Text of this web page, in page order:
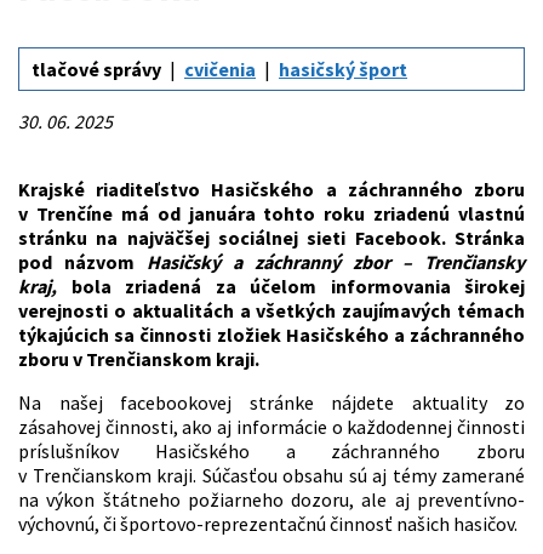
tlačové správy cvičenia hasičský šport
30. 06. 2025
Krajské riaditeľstvo Hasičského a záchranného zboru
v Trenčíne má od januára tohto roku zriadenú vlastnú
stránku na najväčšej sociálnej sieti Facebook. Stránka
pod názvom Hasičský a záchranný zbor – Trenčiansky
kraj, bola zriadená za účelom informovania širokej
verejnosti o aktualitách a všetkých zaujímavých témach
týkajúcich sa činnosti zložiek Hasičského a záchranného
zboru v Trenčianskom kraji.
Na našej facebookovej stránke nájdete aktuality zo
zásahovej činnosti, ako aj informácie o každodennej činnosti
príslušníkov Hasičského a záchranného zboru
v Trenčianskom kraji. Súčasťou obsahu sú aj témy zamerané
na výkon štátneho požiarneho dozoru, ale aj preventívno-
výchovnú, či športovo-reprezentačnú činnosť našich hasičov.